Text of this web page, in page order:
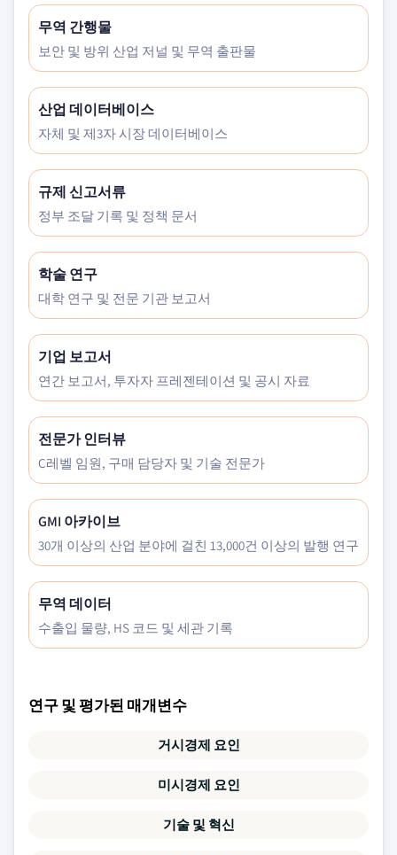
무역 간행물
보안 및 방위 산업 저널 및 무역 출판물
산업 데이터베이스
자체 및 제3자 시장 데이터베이스
규제 신고서류
정부 조달 기록 및 정책 문서
학술 연구
대학 연구 및 전문 기관 보고서
기업 보고서
연간 보고서, 투자자 프레젠테이션 및 공시 자료
전문가 인터뷰
C레벨 임원, 구매 담당자 및 기술 전문가
GMI 아카이브
30개 이상의 산업 분야에 걸친 13,000건 이상의 발행 연구
무역 데이터
수출입 물량, HS 코드 및 세관 기록
연구 및 평가된 매개변수
거시경제 요인
미시경제 요인
기술 및 혁신